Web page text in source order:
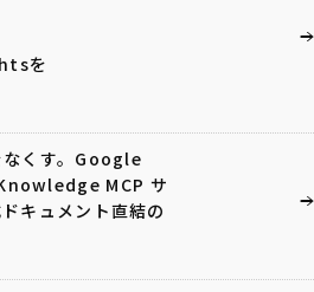
を
なくす。Google
MCP サ
キュメント直結の